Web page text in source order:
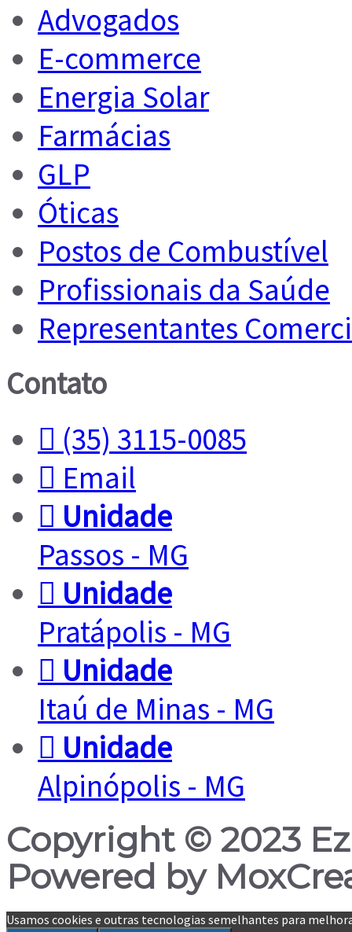
Advogados
E-commerce
Energia Solar
Farmácias
GLP
Óticas
Postos de Combustível
Profissionais da Saúde
Representantes
Contato
(35) 3115-0085
Email
Unidade
Passos - MG
Unidade
Pratápolis - MG
Unidade
Itaú de Minas - MG
Unidade
Alpinópolis - MG
Copyright © 2023
Powered by
Usamos cookies e outras tecnologias semelhantes para